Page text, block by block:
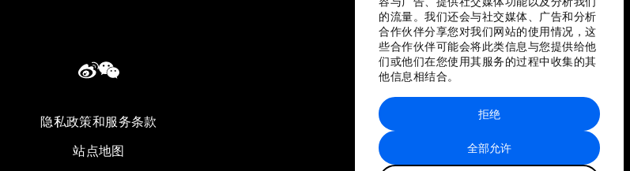
的流量。我们还会与社交媒体、广告和分析
合作伙伴分享您对我们网站的使用情况，这
些合作伙伴可能会将此类信息与您提供给他
们或他们在您使用其服务的过程中收集的其
他信息相结合。
全部允许
拒绝
隐私政策和服务条款
站点地图